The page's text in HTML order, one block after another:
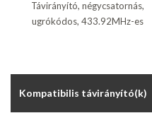
Távirányító, négycsatornás,
ugrókódos, 433.92MHz-es
Kompatibilis távirányító(k)